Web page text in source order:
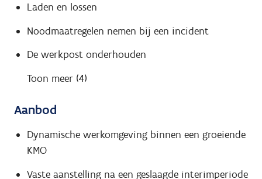
Laden en lossen
Noodmaatregelen nemen bij een incident
De werkpost onderhouden
Toon meer (4)
Aanbod
Dynamische werkomgeving binnen een groeiende
KMO
Vaste aanstelling na een geslaagde interimperiode